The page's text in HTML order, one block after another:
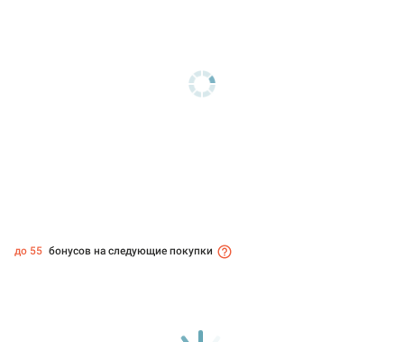
до 55 бонусов на следующие покупки